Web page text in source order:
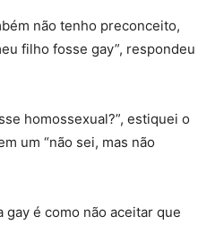
não tenho preconceito,
filho fosse gay”, respondeu
homossexual?”, estiquei o
um “não sei, mas não
é como não aceitar que